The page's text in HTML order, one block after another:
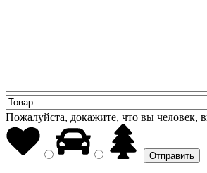
Пожалуйста, докажите, что вы человек,